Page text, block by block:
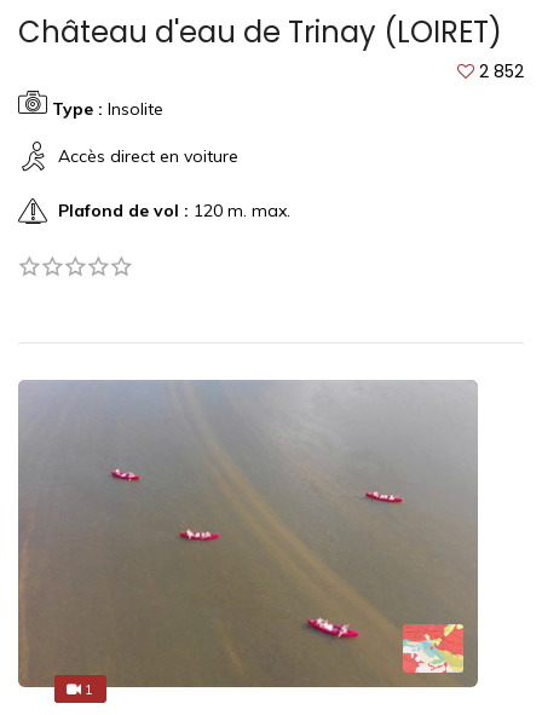
Château d'eau de Trinay (LOIRET)
2 852
Type : Insolite
Accès direct en voiture
Plafond de vol : 120 m. max.
11